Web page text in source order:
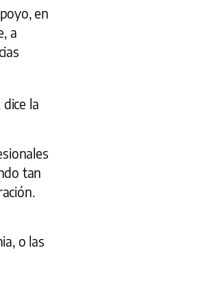
en
a
la
tan
o las